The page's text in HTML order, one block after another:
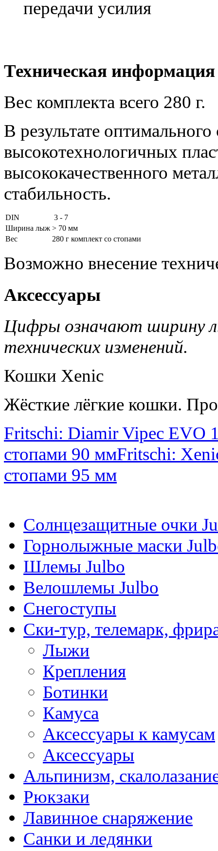
передачи усилия
Техническая информация
Вес комплекта всего 280 г.
В результате
высокотехнологичных
высококачественного
стабильность.
DIN
3 - 7
Ширина лыж > 70 мм
Вес
280 г комплект со стопами
Возможно внесение
Аксессуары
Цифры означают ширину
технических изменений.
Кошки Xenic
Жёсткие лёгкие кошки.
Fritschi: Diamir Vipec EVO
стопами 90 ммFritschi:
стопами 95 мм
Солнцезащитные очки
Горнолыжные маски
Шлемы Julbo
Велошлемы Julbo
Снегоступы
Ски-тур, телемарк,
Лыжи
Крепления
Ботинки
Камуса
Аксессуары к камусам
Аксессуары
Альпинизм,
Рюкзаки
Лавинное снаряжение
Санки и ледянки